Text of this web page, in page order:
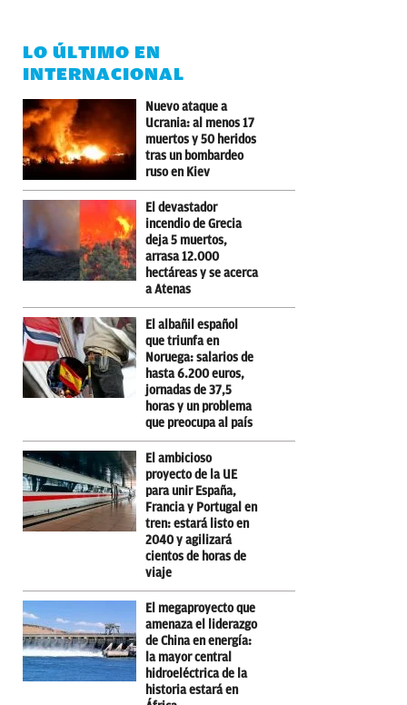
LO ÚLTIMO EN
INTERNACIONAL
Nuevo ataque a
Ucrania: al menos 17
muertos y 50 heridos
tras un bombardeo
ruso en Kiev
El devastador
incendio de Grecia
deja 5 muertos,
arrasa 12.000
hectáreas y se acerca
a Atenas
El albañil español
que triunfa en
Noruega: salarios de
hasta 6.200 euros,
jornadas de 37,5
horas y un problema
que preocupa al país
El ambicioso
proyecto de la UE
para unir España,
Francia y Portugal en
tren: estará listo en
2040 y agilizará
cientos de horas de
viaje
El megaproyecto que
amenaza el liderazgo
de China en energía:
la mayor central
hidroeléctrica de la
historia estará en